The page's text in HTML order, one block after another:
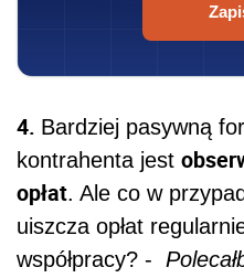
4. Bardziej pasywną
kontrahenta jest
opłat. Ale co w
uiszcza opłat
współpracy? -